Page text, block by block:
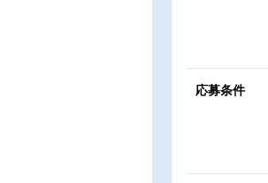
応募条件